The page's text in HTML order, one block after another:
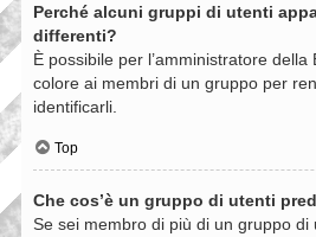
Perché alcuni gruppi di utenti
differenti?
È possibile per l’amministratore
colore ai membri di un gruppo per
identificarli.
Top
Che cos’è un gruppo di utenti
Se sei membro di più di un gruppo di